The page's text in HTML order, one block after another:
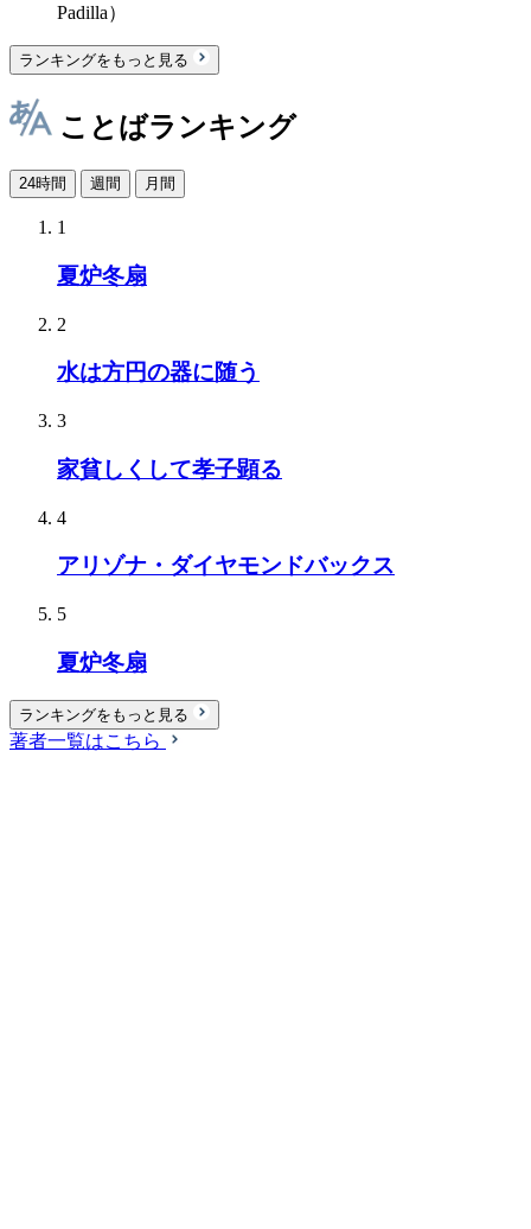
Padilla）
ランキングをもっと見る
ことばランキング
24時間 週間 月間
1
夏炉冬扇
2
水は方円の器に随う
3
家貧しくして孝子顕る
4
アリゾナ・ダイヤモンドバックス
5
夏炉冬扇
ランキングをもっと見る
著者一覧はこちら